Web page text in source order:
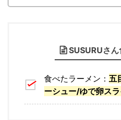
SUSURUさん
食べたラーメン： 五
ーシュー/ゆで卵ス